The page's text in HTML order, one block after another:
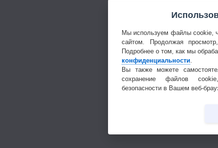
Мы используем файлы cookie,
сайтом. Продолжая
Подробнее о том, как мы
конфиденциальности.
Вы также можете
сохранение файлов
безопасности в Вашем веб-